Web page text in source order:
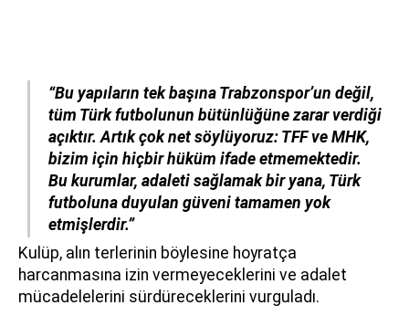
“Bu yapıların tek başına Trabzonspor’un değil,
tüm Türk futbolunun bütünlüğüne zarar verdiği
açıktır. Artık çok net söylüyoruz: TFF ve MHK,
bizim için hiçbir hüküm ifade etmemektedir.
Bu kurumlar, adaleti sağlamak bir yana, Türk
futboluna duyulan güveni tamamen yok
etmişlerdir.”
Kulüp, alın terlerinin böylesine hoyratça
harcanmasına izin vermeyeceklerini ve adalet
mücadelelerini sürdüreceklerini vurguladı.